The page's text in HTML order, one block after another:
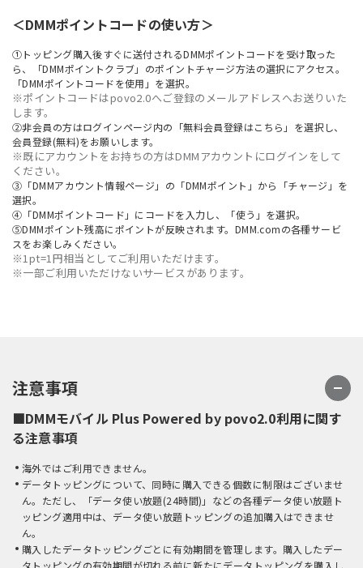
＜DMMポイントコードの使い方＞
①トッピング購入後すぐに送付されるDMMポイントコードを受け取った
ら、「DMMポイントクラブ」のポイントチャージ方法の選択にアクセス。
「DMMポイントコードを使用」を選択。
※ポイントコードはpovo2.0へご登録のメールアドレスへお送りいた
します。
②非会員の方はログインページ内の「無料会員登録はこちら」を選択し、
会員登録(無料)をお願いします。
※既にアカウントをお持ちの方はDMMアカウントにログインをして
ください。
③「DMMアカウント情報ページ」の「DMMポイント」から「チャージ」を
選択。
④「DMMポイントコード」にコードを入力し、「使う」を選択。
⑤DMMポイント残高にポイントが反映されます。DMM.comの各種サービ
スをお楽しみください。
※1pt=1円相当としてご利用いただけます。
※一部ご利用いただけないサービスがあります。
注意事項
■DMMモバイル Plus Powered by povo2.0利用に関す
る注意事項
海外ではご利用できません。
データトッピングについて、同時に購入できる個数に制限はございませ
ん。ただし、「データ使い放題(24時間)」などの各種データ使い放題ト
ッピング適用中は、データ使い放題トッピングの追加購入はできませ
ん。
購入したデータトッピングごとに有効期間を管理します。購入したデー
タトッピングの有効期間が切れる前に新たにデータトッピングを購入し